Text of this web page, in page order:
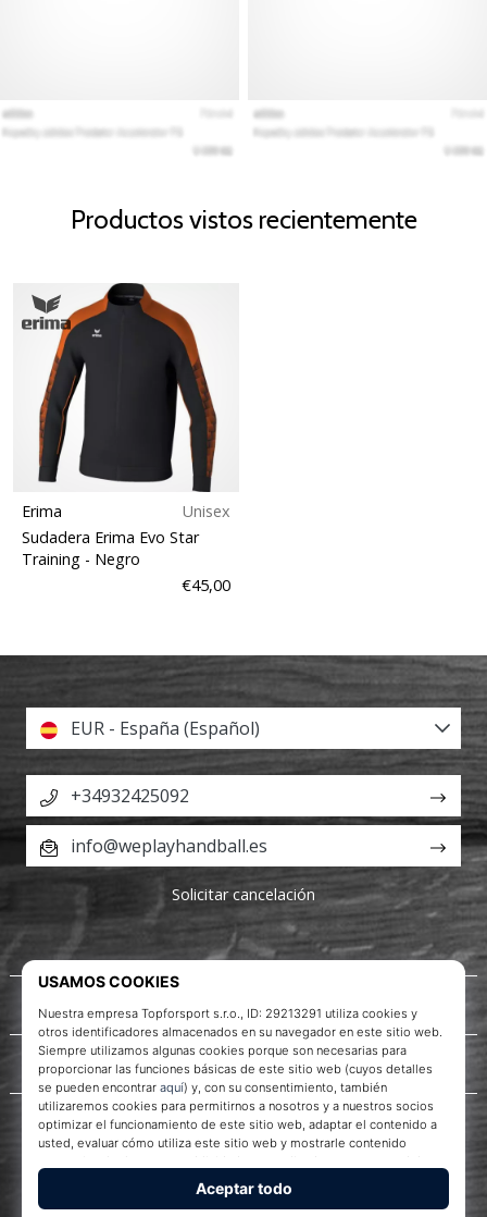
Productos vistos recientemente
Erima
Unisex
Sudadera Erima Evo Star
Training - Negro
€45,00
Acerca de nosotros
Servicio al cliente
EUR - España (Español)
+34932425092
info@weplayhandball.es
Solicitar cancelación